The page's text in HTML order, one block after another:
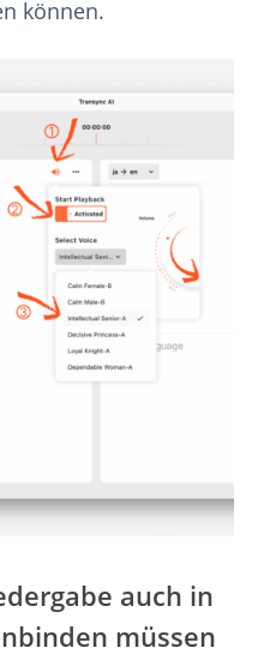
können.
auch in
müssen